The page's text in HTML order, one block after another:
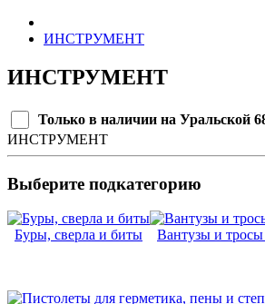
ИНСТРУМЕНТ
ИНСТРУМЕНТ
Только в наличии на Уральской
ИНСТРУМЕНТ
Выберите подкатегорию
Буры, сверла и биты Вантузы и